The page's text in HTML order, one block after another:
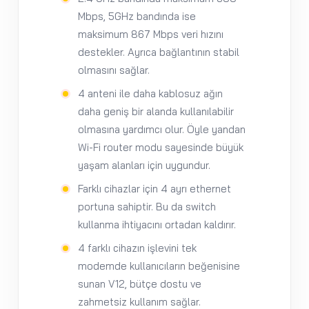
Mbps, 5GHz bandında ise
maksimum 867 Mbps veri hızını
destekler. Ayrıca bağlantının stabil
olmasını sağlar.
4 anteni ile daha kablosuz ağın
daha geniş bir alanda kullanılabilir
olmasına yardımcı olur. Öyle yandan
Wi-Fi router modu sayesinde büyük
yaşam alanları için uygundur.
Farklı cihazlar için 4 ayrı ethernet
portuna sahiptir. Bu da switch
kullanma ihtiyacını ortadan kaldırır.
4 farklı cihazın işlevini tek
modemde kullanıcıların beğenisine
sunan V12, bütçe dostu ve
zahmetsiz kullanım sağlar.